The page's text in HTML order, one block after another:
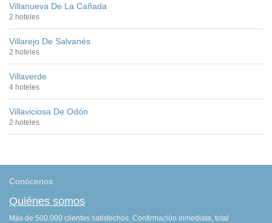
Villanueva De La Cañada
2 hoteles
Villarejo De Salvanés
2 hoteles
Villaverde
4 hoteles
Villaviciosa De Odón
2 hoteles
Conócenos
Quiénes somos
Más de 500.000 clientes satisfechos. Confirmación inmediata, total